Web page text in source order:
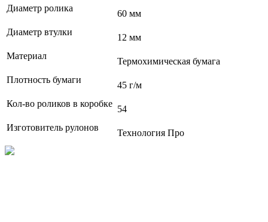
Диаметр ролика
60 мм
Диаметр втулки
12 мм
Материал
Термохимическая бумага
Плотность бумаги
45 г/м
Кол-во роликов в коробке
54
Изготовитель рулонов
Технология Про